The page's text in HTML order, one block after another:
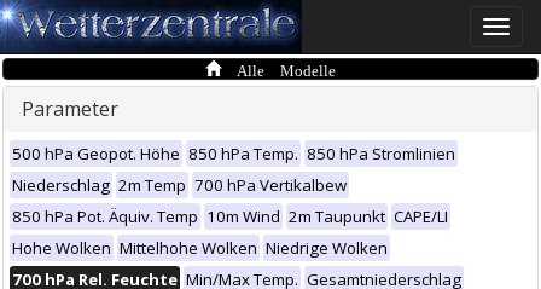
Toggle
Alle Modelle
Parameter
500 hPa Geopot. Höhe 850 hPa Temp. 850 hPa Stromlinien
Niederschlag 2m Temp 700 hPa Vertikalbew
850 hPa Pot. Äquiv. Temp 10m Wind 2m Taupunkt CAPE/LI
Hohe Wolken Mittelhohe Wolken Niedrige Wolken
700 hPa Rel. Feuchte Min/Max Temp. Gesamtniederschlag